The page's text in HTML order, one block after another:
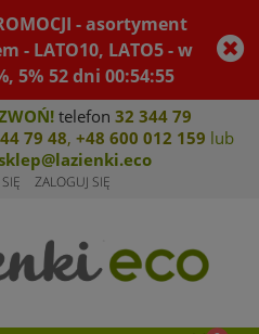
- asortyment
- LATO10, LATO5 - w
5% 52dni00:54:54
telefon 32 344 79
79 48, +48 600 012 159 lub
ZALOGUJ SIĘ